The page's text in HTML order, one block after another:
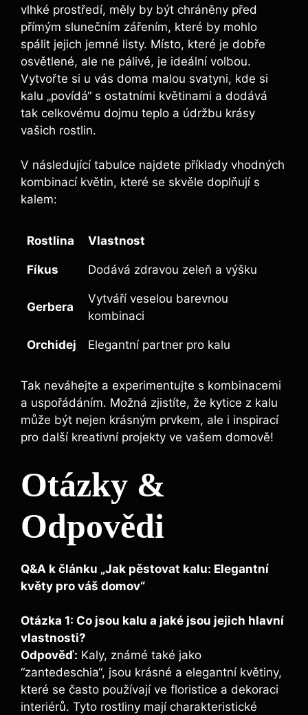
vlhké prostředí,‌ měly by být chráněny před
přímým slunečním⁢ zářením, které by mohlo
spálit jejich jemné listy. Místo, které je dobře
osvětlené, ale ne pálivé, ⁣je ideální​ volbou.
Vytvořte si u vás doma malou svatyni, kde si
kalu „povídá“ s ostatními květinami ‍a ⁤dodává
tak celkovému dojmu teplo a údržbu krásy
vašich rostlin.
V následující tabulce ‌najdete příklady ‍vhodných
kombinací květin, které se skvěle doplňují s
kalem:
Rostlina Vlastnost
Fíkus Dodává zdravou zeleň a výšku
Gerbera
Vytváří veselou barevnou
kombinaci
Orchidej Elegantní partner pro kalu
Tak neváhejte a experimentujte s kombinacemi
a uspořádáním. Možná zjistíte, že kytice z⁢ kalu
‌může být nejen krásným prvkem, ale i inspirací
pro další kreativní projekty ve ⁢vašem domově!
Otázky &
Odpovědi
Q&A k článku „Jak pěstovat kalu: Elegantní
květy⁣ pro váš domov“
Otázka 1: Co jsou kalu a jaké⁣ jsou jejich hlavní
vlastnosti?
Odpověď: Kaly, známé⁢ také ‍jako ​
“zantedeschia“, jsou krásné a elegantní květiny,
které se často používají ve floristice a dekoraci
interiérů. Tyto rostliny mají charakteristické